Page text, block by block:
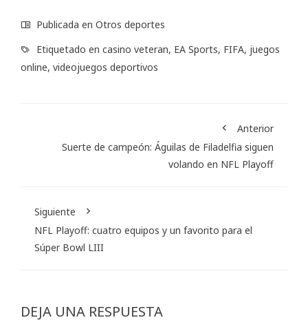
Publicada en Otros deportes
Etiquetado en casino veteran, EA Sports, FIFA, juegos
online, videojuegos deportivos
Anterior
Suerte de campeón: Águilas de Filadelfia siguen
volando en NFL Playoff
Siguiente
NFL Playoff: cuatro equipos y un favorito para el
Súper Bowl LIII
DEJA UNA RESPUESTA